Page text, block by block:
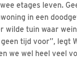
etages leven.
in een
wilde tuin waar
tijd voor”, legt
we wel heel veel